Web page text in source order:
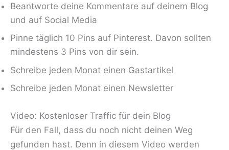
Beantworte deine Kommentare auf deinem Blog
und auf Social Media
Pinne täglich 10 Pins auf Pinterest. Davon sollten
mindestens 3 Pins von dir sein.
Schreibe jeden Monat einen Gastartikel
Schreibe jeden Monat einen Newsletter
Video: Kostenloser Traffic für dein Blog
Für den Fall, dass du noch nicht deinen Weg
gefunden hast. Denn in diesem Video werden